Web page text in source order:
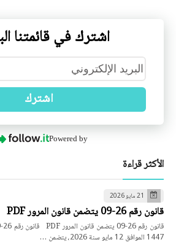
اشترك في قائمتنا
اشترك
Powered by
الأكثر قراءة
21 مايو 2026
قانون رقم 26-09 يتضمن قانون المرور PDF
1447 الموافق 12 مايو سنة 2026، يتضمن …